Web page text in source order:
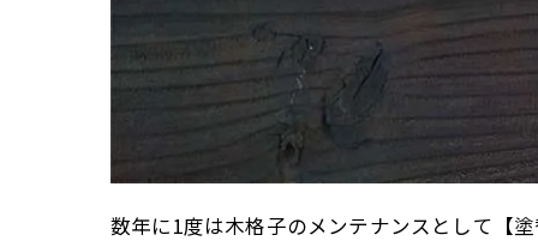
数年に1度は木格子のメンテナンスとして【